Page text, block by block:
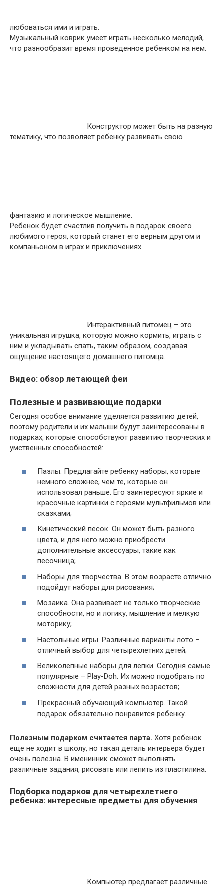
любоваться ими и играть.
Музыкальный коврик умеет играть несколько мелодий,
что разнообразит время проведенное ребенком на нем.
Конструктор может быть на разную
тематику, что позволяет ребенку развивать свою
фантазию и логическое мышление.
Ребенок будет счастлив получить в подарок своего
любимого героя, который станет его верным другом и
компаньоном в играх и приключениях.
Интерактивный питомец – это
уникальная игрушка, которую можно кормить, играть с
ним и укладывать спать, таким образом, создавая
ощущение настоящего домашнего питомца.
Видео: обзор летающей феи
Полезные и развивающие подарки
Сегодня особое внимание уделяется развитию детей,
поэтому родители и их малыши будут заинтересованы в
подарках, которые способствуют развитию творческих и
умственных способностей:
Пазлы. Предлагайте ребенку наборы, которые
немного сложнее, чем те, которые он
использовал раньше. Его заинтересуют яркие и
красочные картинки с героями мультфильмов или
сказками;
Кинетический песок. Он может быть разного
цвета, и для него можно приобрести
дополнительные аксессуары, такие как
песочница;
Наборы для творчества. В этом возрасте отлично
подойдут наборы для рисования;
Мозаика. Она развивает не только творческие
способности, но и логику, мышление и мелкую
моторику;
Настольные игры. Различные варианты лото –
отличный выбор для четырехлетних детей;
Великолепные наборы для лепки. Сегодня самые
популярные – Play-Doh. Их можно подобрать по
сложности для детей разных возрастов;
Прекрасный обучающий компьютер. Такой
подарок обязательно понравится ребенку.
Полезным подарком считается парта. Хотя ребенок
еще не ходит в школу, но такая деталь интерьера будет
очень полезна. В именинник сможет выполнять
различные задания, рисовать или лепить из пластилина.
Подборка подарков для четырехлетнего
ребенка: интересные предметы для обучения
Компьютер предлагает различные